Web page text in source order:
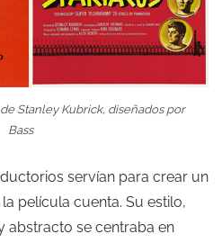
Stanley Kubrick, diseñados por
Bass
servían para crear un
película cuenta. Su estilo,
abstracto se centraba en